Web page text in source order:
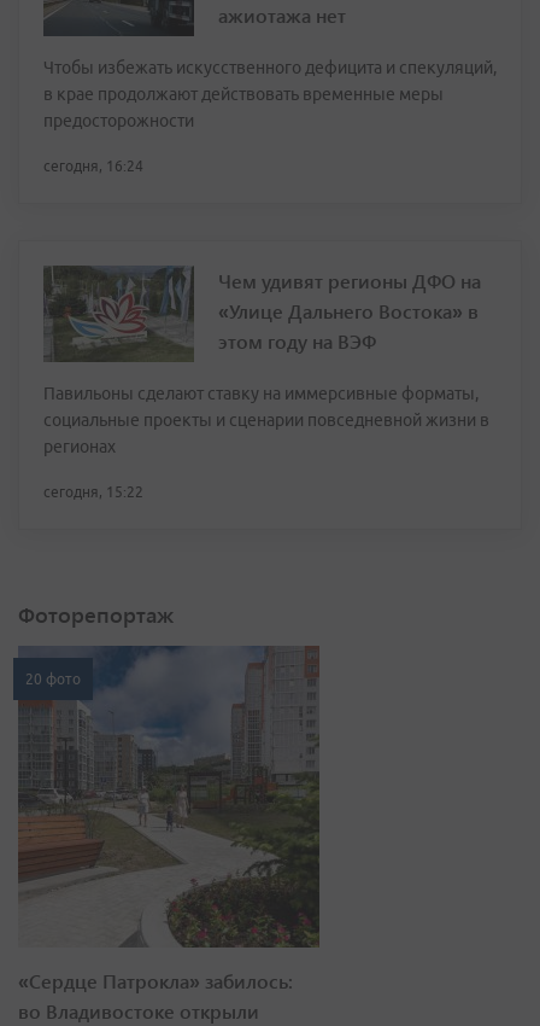
ажиотажа нет
Чтобы избежать искусственного дефицита и спекуляций,
в крае продолжают действовать временные меры
предосторожности
сегодня, 16:24
Чем удивят регионы ДФО на
«Улице Дальнего Востока» в
этом году на ВЭФ
Павильоны сделают ставку на иммерсивные форматы,
социальные проекты и сценарии повседневной жизни в
регионах
сегодня, 15:22
Фоторепортаж
20 фото
«Сердце Патрокла» забилось:
во Владивостоке открыли